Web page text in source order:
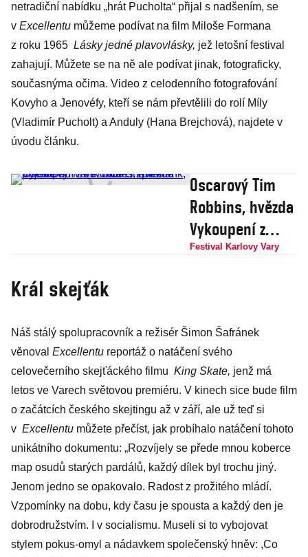
netradiční nabídku „hrát Pucholta“ přijal s nadšením, se
v Excellentu můžeme podívat na film Miloše Formana
z roku 1965 Lásky jedné plavovlásky, jež letošní festival
zahajují. Můžete se na ně ale podívat jinak, fotograficky,
současnýma očima. Video z celodenního fotografování
Kovyho a Jenovéfy, kteří se nám převtělili do rolí Míly
(Vladimír Pucholt) a Anduly (Hana Brejchová), najdete v
úvodu článku.
Oscarový Tim
Robbins, hvězda
Vykoupení z
věznice
Festival Karlovy Vary
Král skejťák
Náš stálý spolupracovník a režisér Šimon Šafránek
věnoval Excellentu reportáž o natáčení svého
celovečerního skejťáckého filmu King Skate, jenž má
letos ve Varech světovou premiéru. V kinech sice bude film
o začátcích českého skejtingu až v září, ale už teď si
v Excellentu můžete přečíst, jak probíhalo natáčení tohoto
unikátního dokumentu: „Rozvíjely se přede mnou koberce
map osudů starých pardálů, každý dílek byl trochu jiný.
Jenom jedno se opakovalo. Radost z prožitého mládí.
Vzpomínky na dobu, kdy času je spousta a každý den je
dobrodružstvím. I v socialismu. Museli si to vybojovat
stylem pokus-omyl a nádavkem společenský hněv: ,Co